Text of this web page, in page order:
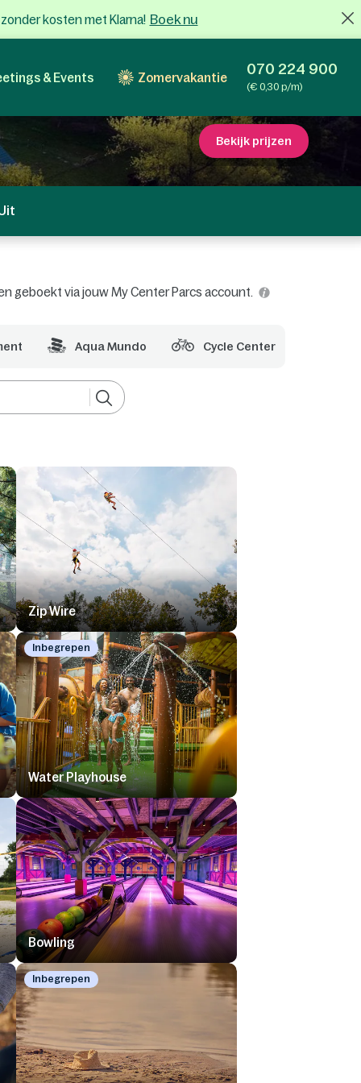
kosten met Klarna! Boek nu
& Events Zomervakantie 070 224 900
(€ 0,30 p/m)
Bekijk prijzen
geboekt via jouw My Center Parcs account.
Aqua Mundo Cycle Center
Zip Wire
Inbegrepen
Water Playhouse
Bowling
Inbegrepen